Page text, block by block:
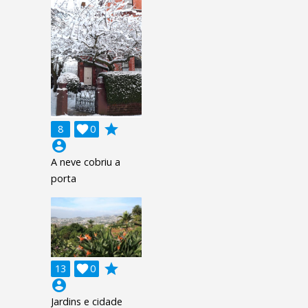
8 0

grade
account_circle
A neve cobriu a
porta
13 0

grade
account_circle
Jardins e cidade